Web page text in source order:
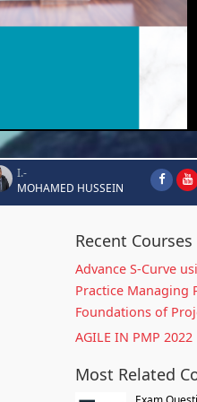
I.-
MOHAMED HUSSEIN
Recent Courses
Advance S-Curve
Practice Managing
Foundations of
AGILE IN PMP 2022
Most Related